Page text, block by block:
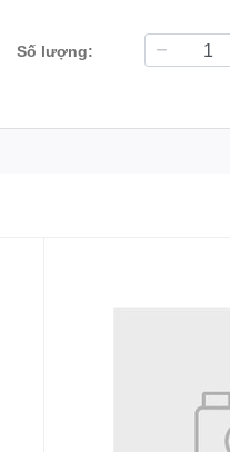
Số lượng: